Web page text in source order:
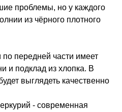
проблемы, но у каждого
из чёрного плотного
по передней части имеет
и подклад из хлопка. В
выглядеть качественно
- современная